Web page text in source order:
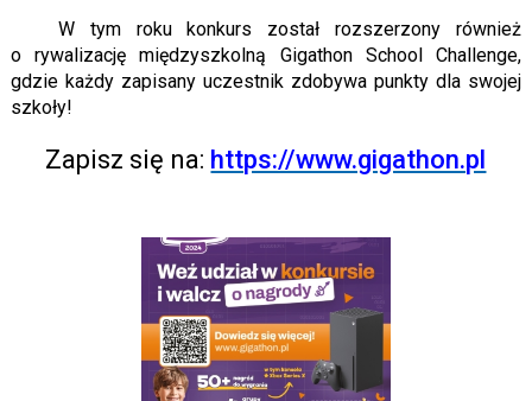
W tym roku konkurs został rozszerzony również
o rywalizację międzyszkolną Gigathon School Challenge,
gdzie każdy zapisany uczestnik zdobywa punkty dla swojej
szkoły!
Zapisz się na: https://www.gigathon.pl